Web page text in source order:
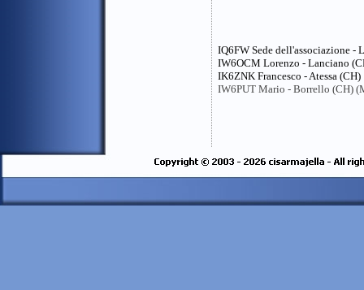
IQ6FW Sede dell'associazione -
IW6OCM Lorenzo - Lanciano
IK6ZNK Francesco - Atessa (CH)
IW6PUT Mario - Borrello (CH)